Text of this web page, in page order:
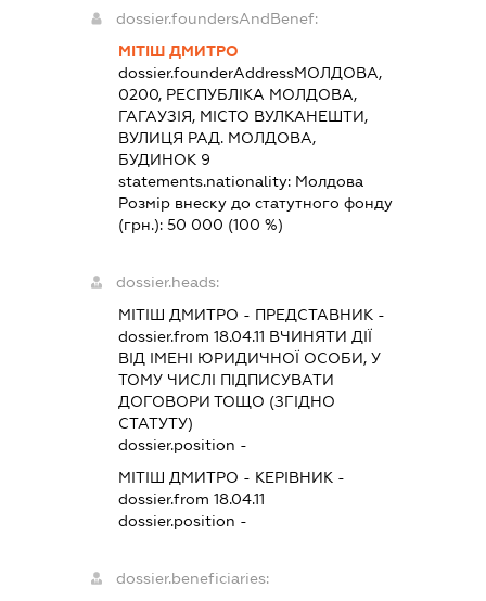
dossier.foundersAndBenef:
МІТІШ ДМИТРО
dossier.founderAddressМОЛДОВА,
0200, РЕСПУБЛІКА МОЛДОВА,
ГАГАУЗІЯ, МІСТО ВУЛКАНЕШТИ,
ВУЛИЦЯ РАД. МОЛДОВА,
БУДИНОК 9
statements.nationality: Молдова
Розмір внеску до статутного фонду
(грн.):50 000 (100 %)
dossier.heads:
МІТІШ ДМИТРО - ПРЕДСТАВНИК -
dossier.from 18.04.11 ВЧИНЯТИ ДІЇ
ВІД ІМЕНІ ЮРИДИЧНОЇ ОСОБИ, У
ТОМУ ЧИСЛІ ПІДПИСУВАТИ
ДОГОВОРИ ТОЩО (ЗГІДНО
СТАТУТУ)
dossier.position -
МІТІШ ДМИТРО - КЕРІВНИК -
dossier.from 18.04.11
dossier.position -
dossier.beneficiaries: